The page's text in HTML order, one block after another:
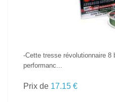
-Cette tresse révolutionnaire 8
performanc...
Prix de 17.15 €